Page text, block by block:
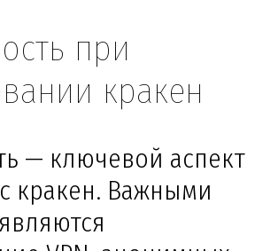
при
кракен
— ключевой аспект
кракен. Важными